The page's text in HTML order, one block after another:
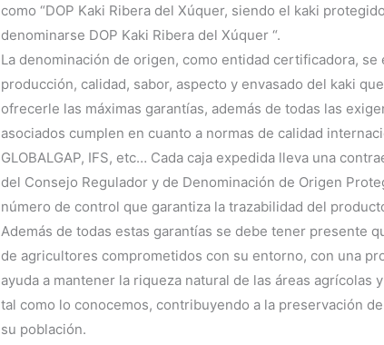
como “DOP Kaki Ribera del Xúquer, siendo el kaki
denominarse DOP Kaki Ribera del Xúquer “.
La denominación de origen, como entidad certificadora, se
producción, calidad, sabor, aspecto y envasado del kaki
ofrecerle las máximas garantías, además de todas las
asociados cumplen en cuanto a normas de calidad
GLOBALGAP, IFS, etc… Cada caja expedida lleva una
del Consejo Regulador y de Denominación de Origen
número de control que garantiza la trazabilidad del
Además de todas estas garantías se debe tener presente
de agricultores comprometidos con su entorno, con una
ayuda a mantener la riqueza natural de las áreas agrícolas
tal como lo conocemos, contribuyendo a la preservación
su población.